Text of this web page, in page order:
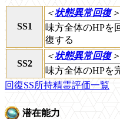
SS1
＜状態異常回復＞
味方全体のHPを
復する
SS2
＜状態異常回復＞
味方全体のHPを
回復SS所持精霊評価一覧
潜在能力